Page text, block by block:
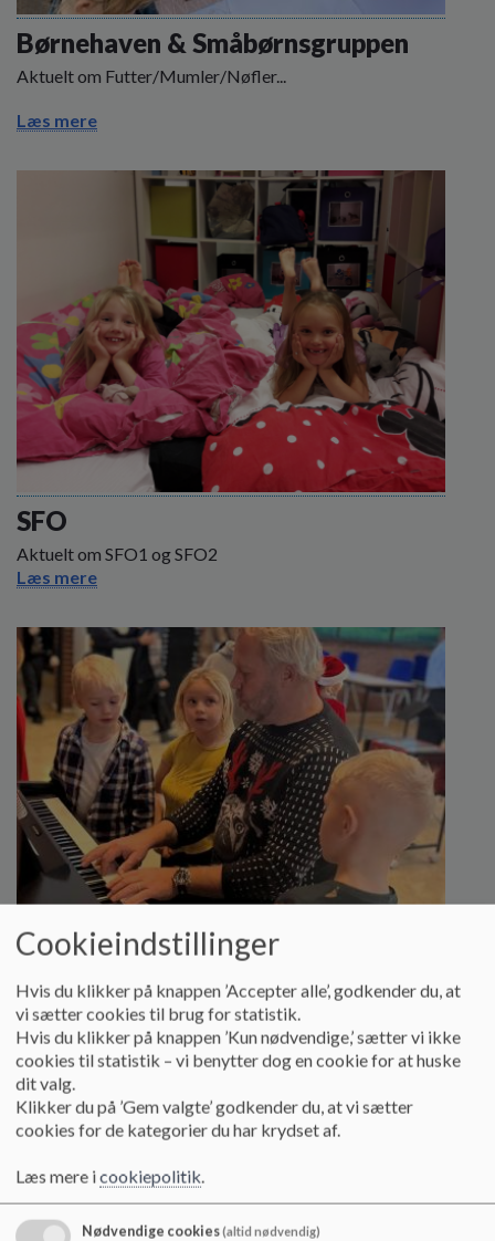
Børnehaven & Småbørnsgruppen
Aktuelt om Futter/Mumler/Nøfler...
Læs mere
SFO
Aktuelt om SFO1 og SFO2
Læs mere
Skolen
Aktuelt om skolen
Læs mere
Cookieindstillinger
Hvis du klikker på knappen ’Accepter alle’, godkender du, at
vi sætter cookies til brug for statistik.
Hvis du klikker på knappen ’Kun nødvendige,’ sætter vi ikke
cookies til statistik – vi benytter dog en cookie for at huske
dit valg.
Klikker du på ’Gem valgte’ godkender du, at vi sætter
cookies for de kategorier du har krydset af.
Læs mere icookiepolitik.
Nødvendige cookies(altid nødvendig)